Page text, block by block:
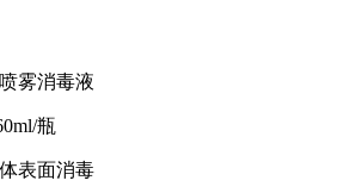
雾消毒液
瓶
表面消毒